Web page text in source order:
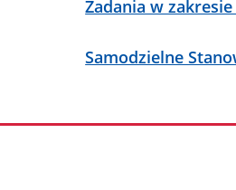
Zadania w
Samodzielne